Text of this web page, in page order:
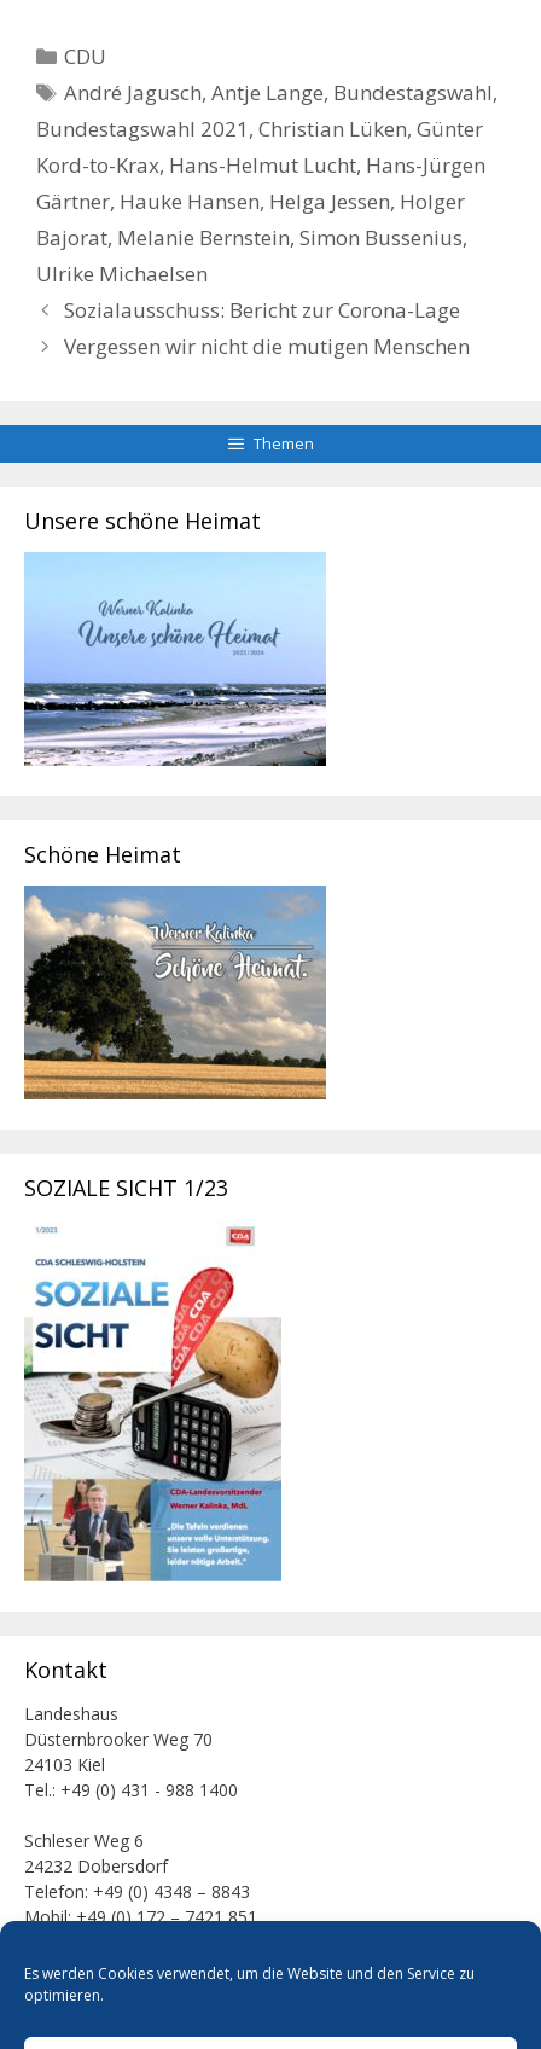
Es werden Cookies verwendet, um die Website und den Service zu
optimieren.
Kategorien
CDU
Schlagwörter
André Jagusch,Antje Lange, Bundestagswahl,
Bundestagswahl 2021 , Christian Lüken, Günter
Kord-to-Krax, Hans-Helmut Lucht, Hans-Jürgen
Gärtner, Hauke Hansen, Helga Jessen, Holger
Bajorat, Melanie Bernstein, Simon Bussenius,
Ulrike Michaelsen
Sozialausschuss: Bericht zur Corona-Lage
Vergessen wir nicht die mutigen Menschen
Themen
Unsere schöne Heimat
Schöne Heimat
SOZIALE SICHT 1/23
Kontakt
Landeshaus
Düsternbrooker Weg 70
24103 Kiel
Tel.: +49 (0) 431 - 988 1400
Schleser Weg 6
24232 Dobersdorf
Telefon: +49 (0) 4348 – 8843
Mobil: +49 (0) 172 – 7421 851
E-Mail:
mail [at] werner-kalinka [dot] de